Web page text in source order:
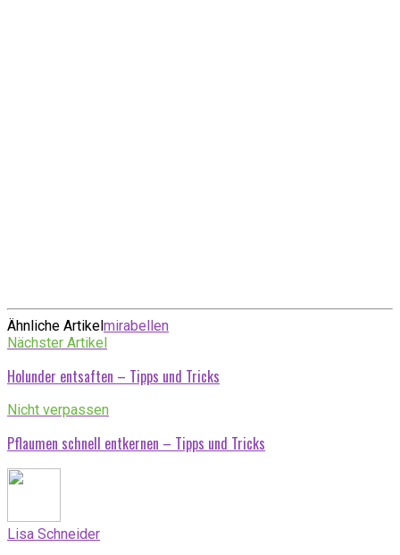
Ähnliche Artikelmirabellen
Nächster Artikel
Holunder entsaften – Tipps und Tricks
Nicht verpassen
Pflaumen schnell entkernen – Tipps und Tricks
Lisa Schneider